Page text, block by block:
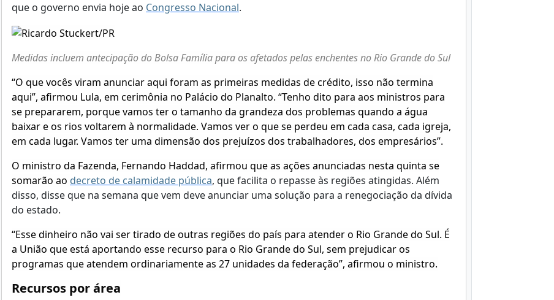
que o governo envia hoje ao Congresso Nacional.
Medidas incluem antecipação do Bolsa Família para os afetados pelas enchentes no Rio Grande do Sul
“O que vocês viram anunciar aqui foram as primeiras medidas de crédito, isso não termina
aqui”, afirmou Lula, em cerimônia no Palácio do Planalto. “Tenho dito para aos ministros para
se prepararem, porque vamos ter o tamanho da grandeza dos problemas quando a água
baixar e os rios voltarem à normalidade. Vamos ver o que se perdeu em cada casa, cada igreja,
em cada lugar. Vamos ter uma dimensão dos prejuízos dos trabalhadores, dos empresários”.
O ministro da Fazenda, Fernando Haddad, afirmou que as ações anunciadas nesta quinta se
somarão ao decreto de calamidade pública, que facilita o repasse às regiões atingidas. Além
disso, disse que na semana que vem deve anunciar uma solução para a renegociação da dívida
do estado.
“Esse dinheiro não vai ser tirado de outras regiões do país para atender o Rio Grande do Sul. É
a União que está aportando esse recurso para o Rio Grande do Sul, sem prejudicar os
programas que atendem ordinariamente as 27 unidades da federação”, afirmou o ministro.
Recursos por área